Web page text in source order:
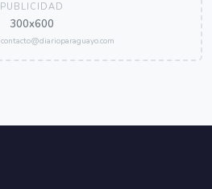
PUBLICIDAD
300x600